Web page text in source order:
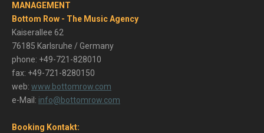
MANAGEMENT
Bottom Row - The Music Agency
Kaiserallee 62
76185 Karlsruhe / Germany
phone: +49-721-828010
fax: +49-721-8280150
web: www.bottomrow.com
e-Mail: info@bottomrow.com
Booking Kontakt: